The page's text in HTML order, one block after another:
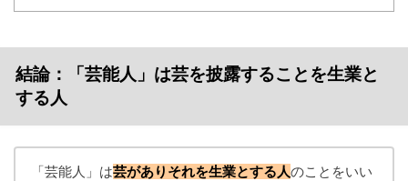
結論：「芸能人」は芸を披露することを生業と
する人
「芸能人」は芸がありそれを生業とする人のことをいい